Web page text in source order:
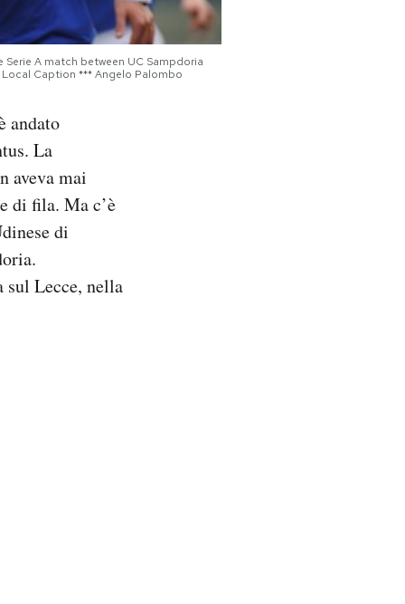
A match between UC Sampdoria
Local Caption *** Angelo Palombo
andato
La
aveva mai
di fila. Ma c’è
di
sul Lecce, nella